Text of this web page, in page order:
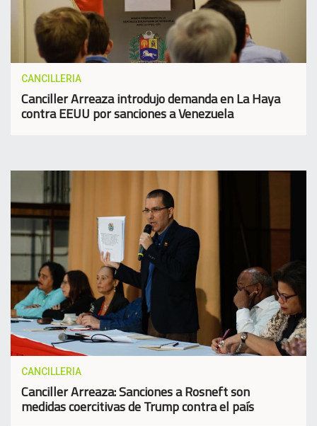
CANCILLERIA
Canciller Arreaza introdujo demanda en La Haya
contra EEUU por sanciones a Venezuela
CANCILLERIA
Canciller Arreaza: Sanciones a Rosneft son
medidas coercitivas de Trump contra el país